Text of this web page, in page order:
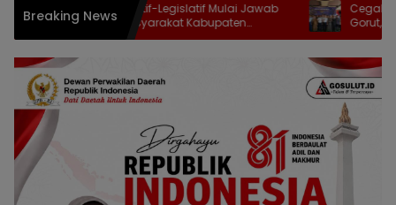
Breaking News
Sinergi Eksekutif-Legislatif Mulai Jawab
Harapan Masyarakat Kabupaten
Gorontalo
Cegah TPPO
Gorut, Imigrasi
TIMPORA